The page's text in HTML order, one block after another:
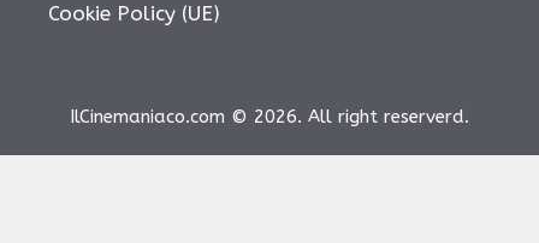
Cookie Policy (UE)
IlCinemaniaco.com © 2026. All right reserverd.